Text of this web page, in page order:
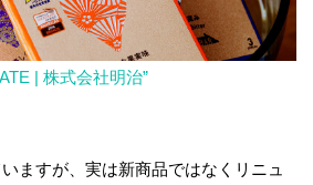
| 株式会社明治”
ますが、実は新商品ではなくリニュ